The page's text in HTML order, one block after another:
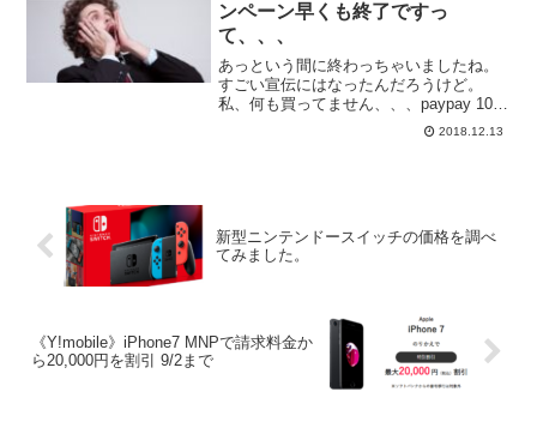
ンペーン早くも終了ですっ
て、、、
あっという間に終わっちゃいましたね。
すごい宣伝にはなったんだろうけど。
私、何も買ってません、、、paypay 100
2018.12.13
新型ニンテンドースイッチの価格を調べ
てみました。
《Y!mobile》iPhone7 MNPで請求料金か
ら20,000円を割引 9/2まで